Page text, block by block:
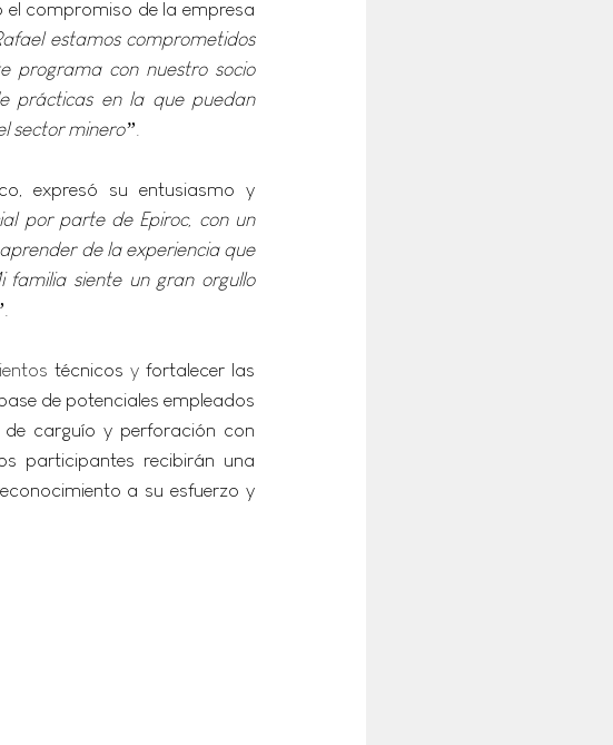
el compromiso de la empresa
estamos comprometidos
programa con nuestro socio
prácticas en la que puedan
sector minero”.
expresó su entusiasmo y
por parte de Epiroc, con un
de la experiencia que
siente un gran orgullo
.
técnicos y fortalecer las
de potenciales empleados
de carguío y perforación con
participantes recibirán una
a su esfuerzo y